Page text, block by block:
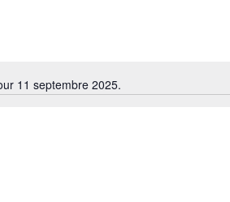
11 septembre 2025.